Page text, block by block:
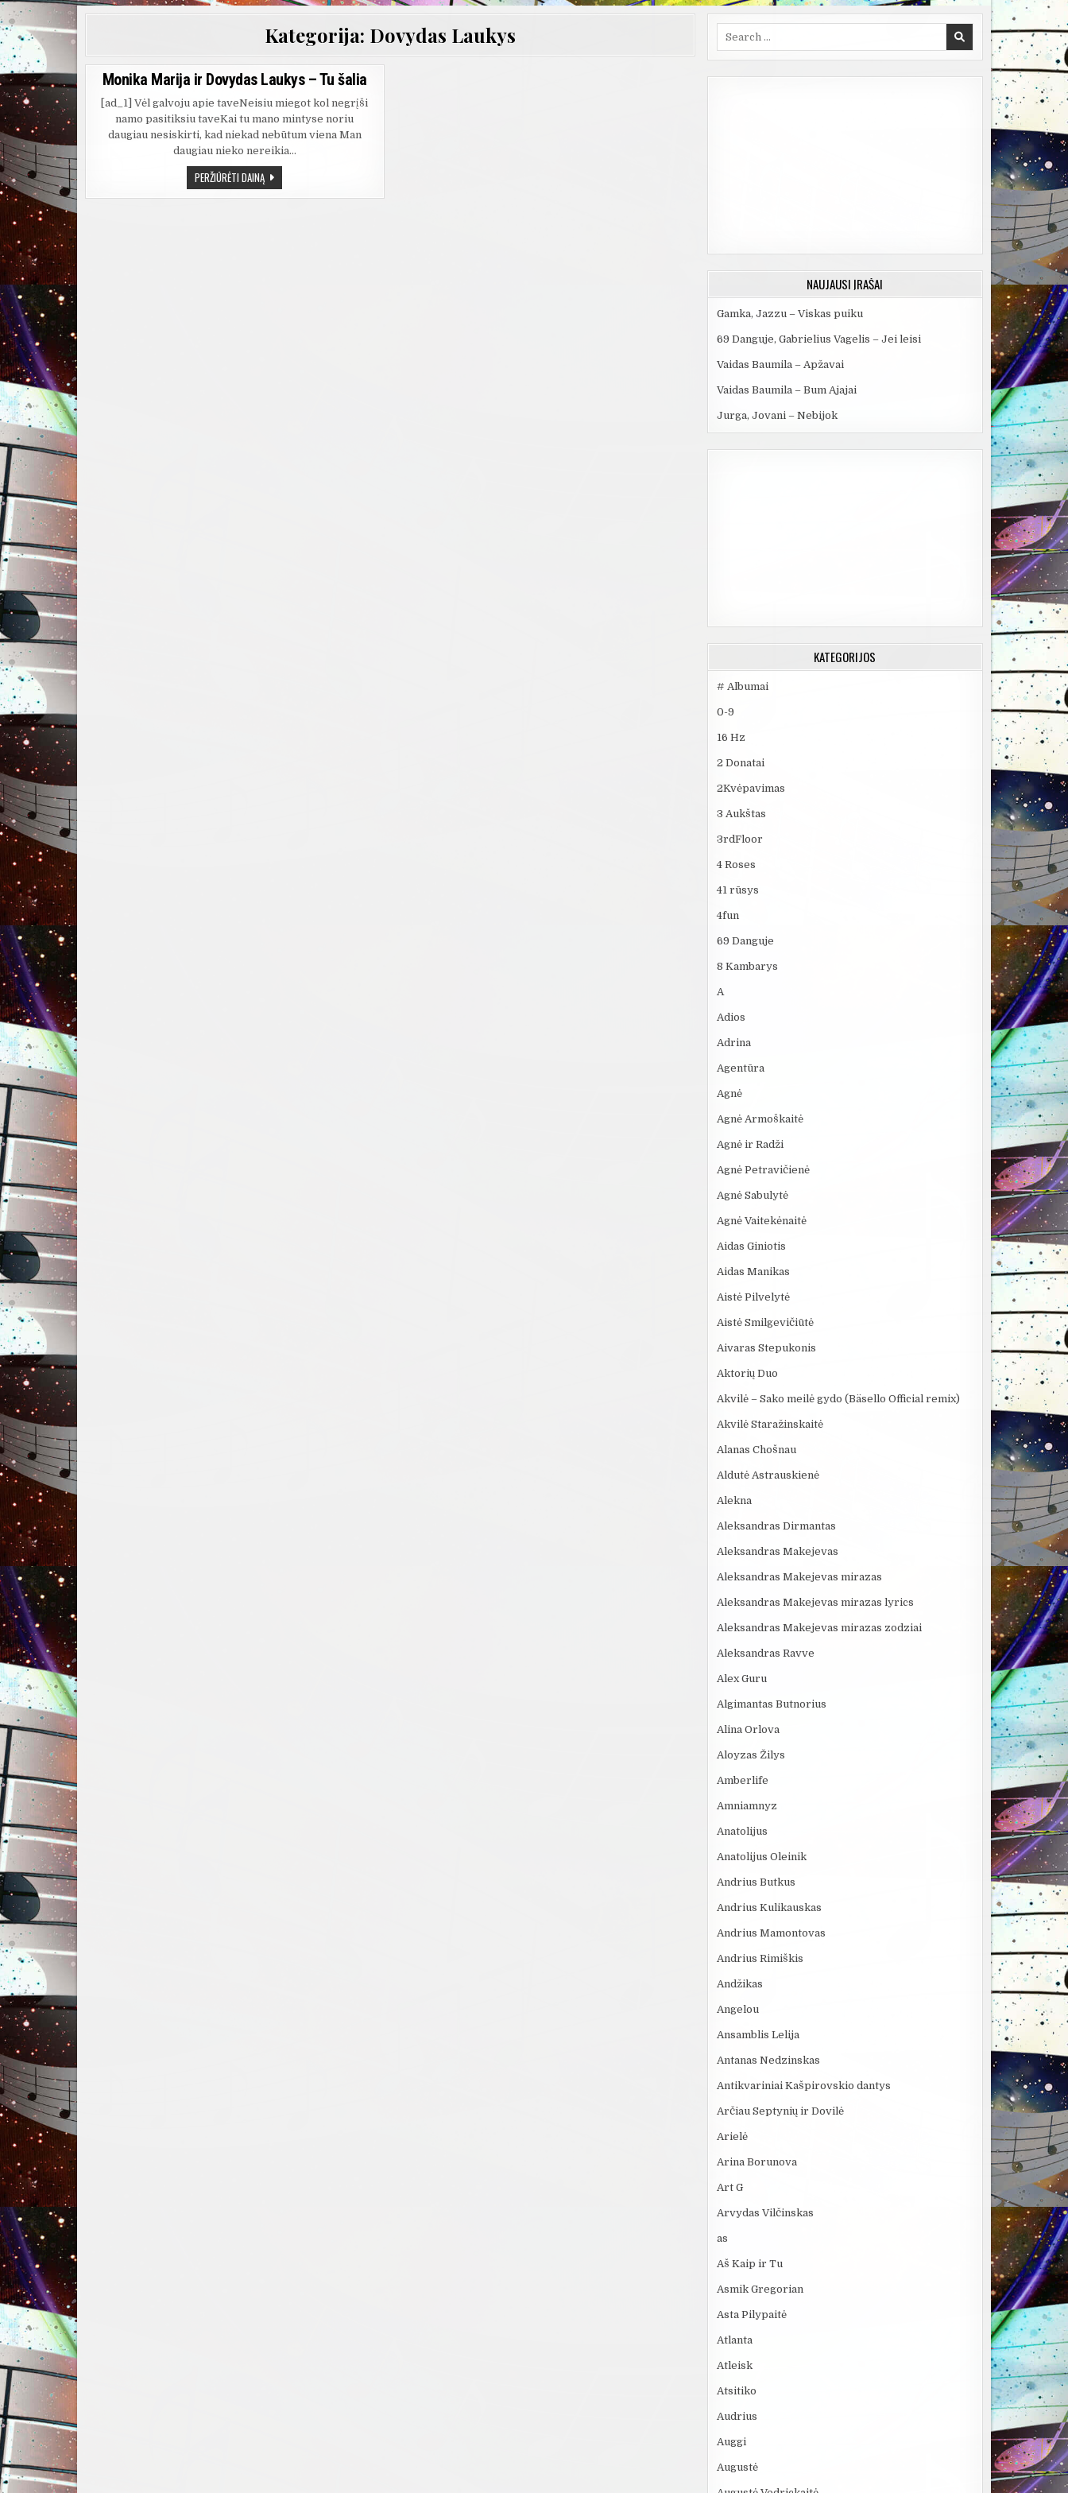
Kategorija: Dovydas Laukys
Monika Marija ir Dovydas Laukys – Tu šalia
[ad_1] Vėl galvoju apie taveNeisiu miegot kol negrįši
namo pasitiksiu taveKai tu mano mintyse noriu
daugiau nesiskirti, kad niekad nebūtum viena Man
daugiau nieko nereikia…
PERŽIŪRĖTI DAINĄMONIKA
MARIJA
IR
NAUJAUSI ĮRAŠAI
Gamka, Jazzu – Viskas puiku
69 Danguje, Gabrielius Vagelis – Jei leisi
Vaidas Baumila – Apžavai
Vaidas Baumila – Bum Ajajai
Jurga, Jovani – Nebijok
KATEGORIJOS
# Albumai
0-9
16 Hz
2 Donatai
2Kvėpavimas
3 Aukštas
3rdFloor
4 Roses
41 rūsys
4fun
69 Danguje
8 Kambarys
A
Adios
Adrina
Agentūra
Agnė
Agnė Armoškaitė
Agnė ir Radži
Agnė Petravičienė
Agnė Sabulytė
Agnė Vaitekėnaitė
Aidas Giniotis
Aidas Manikas
Aistė Pilvelytė
Aistė Smilgevičiūtė
Aivaras Stepukonis
Aktorių Duo
Akvilė – Sako meilė gydo (Bäsello Official remix)
Akvilė Staražinskaitė
Alanas Chošnau
Aldutė Astrauskienė
Alekna
Aleksandras Dirmantas
Aleksandras Makejevas
Aleksandras Makejevas mirazas
Aleksandras Makejevas mirazas lyrics
Aleksandras Makejevas mirazas zodziai
Aleksandras Ravve
Alex Guru
Algimantas Butnorius
Alina Orlova
Aloyzas Žilys
Amberlife
Amniamnyz
Anatolijus
Anatolijus Oleinik
Andrius Butkus
Andrius Kulikauskas
Andrius Mamontovas
Andrius Rimiškis
Andžikas
Angelou
Ansamblis Lelija
Antanas Nedzinskas
Antikvariniai Kašpirovskio dantys
Arčiau Septynių ir Dovilė
Arielė
Arina Borunova
Art G
Arvydas Vilčinskas
as
Aš Kaip ir Tu
Asmik Gregorian
Asta Pilypaitė
Atlanta
Atleisk
Atsitiko
Audrius
Auggi
Augustė